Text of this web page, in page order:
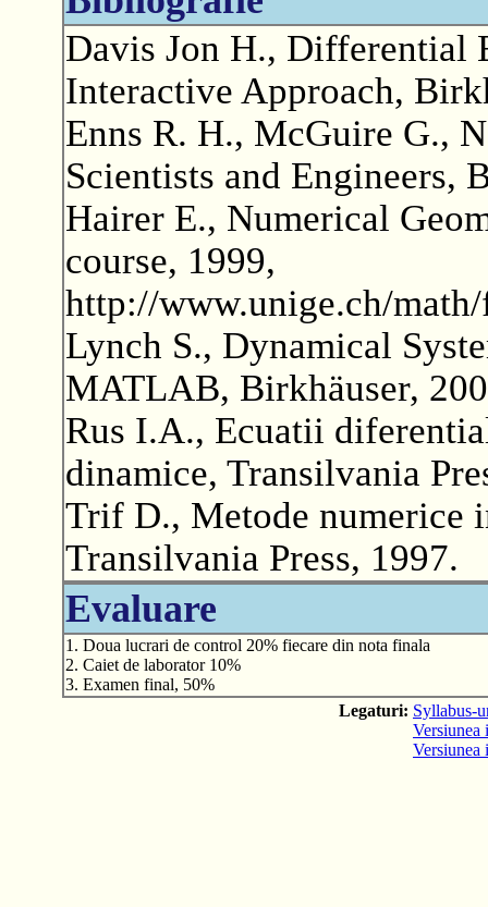
Davis Jon H., Differential
Interactive Approach,
Enns R. H., McGuire G.,
Scientists and Engineers,
Hairer E., Numerical
course, 1999,
http://www.unige.ch/
Lynch S., Dynamical
MATLAB, Birkhäuser,
Rus I.A., Ecuatii
dinamice, Transilvania
Trif D., Metode numerice
Transilvania Press, 1997.
Evaluare
1. Doua lucrari de control 20% fiecare din nota finala
2. Caiet de laborator 10%
3. Examen final, 50%
Legaturi: Syllabus-
Versiunea